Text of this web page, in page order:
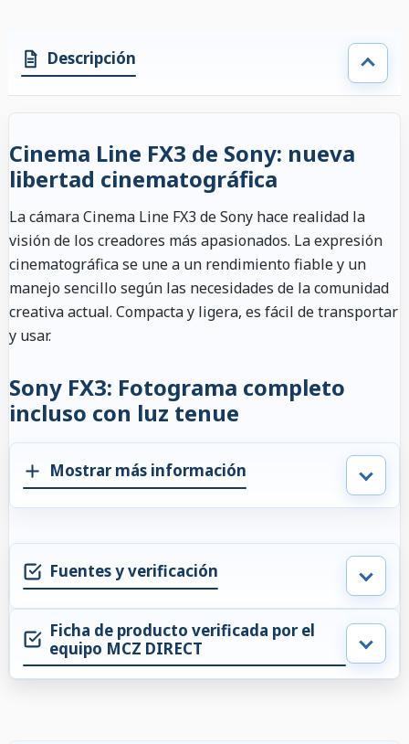
Descripción
Cinema Line FX3 de Sony: nueva
libertad cinematográfica
La cámara Cinema Line FX3 de Sony hace realidad la
visión de los creadores más apasionados. La expresión
cinematográfica se une a un rendimiento fiable y un
manejo sencillo según las necesidades de la comunidad
creativa actual. Compacta y ligera, es fácil de transportar
y usar.
Sony FX3: Fotograma completo
incluso con luz tenue
Mostrar más información
Fuentes y verificación
Ficha de producto verificada por el
equipo MCZ DIRECT